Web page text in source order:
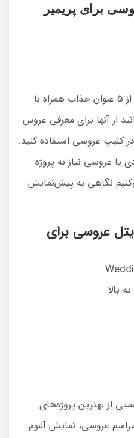
در این پروژه پریمیر مجموعه‌ای از 5 عنوان جذاب همراه با
از آنها برای معرفی عروس
کلیپ عروسی استفاده کنید.
یا عروسی نیاز به پروژه
نگاهی به پیش‌نمایش
پروژه آماده 5 تایتل عروسی برای
از بهترین پروژه‌های
عروسی، نمایش آلبوم